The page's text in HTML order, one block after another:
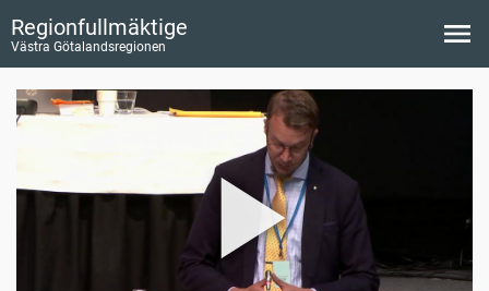
Regionfullmäktige
Västra Götalandsregionen